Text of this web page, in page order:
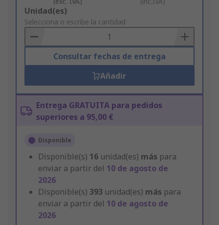
Add
to
Basket
Unidad(es)
Selecciona o escribe la cantidad
Consultar fechas de entrega
Añadir
Entrega GRATUITA para pedidos
superiores a 95,00 €
Disponible
Disponible(s) 16 unidad(es) más para
enviar a partir del 10 de agosto de
2026
Disponible(s) 393 unidad(es) más para
enviar a partir del 10 de agosto de
2026